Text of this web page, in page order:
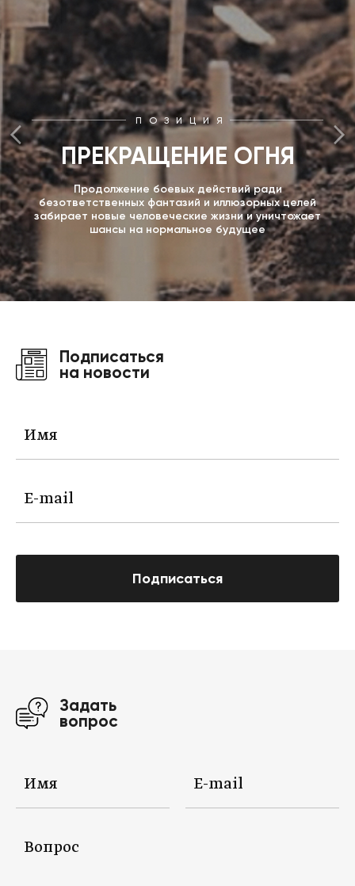
ПОЗИЦИЯ
ПРЕКРАЩЕНИЕ ОГНЯ
Продолжение боевых действий ради
безответственных фантазий и иллюзорных целей
забирает новые человеческие жизни и уничтожает
шансы на нормальное будущее
Подписаться
на новости
Подписаться
Задать
вопрос